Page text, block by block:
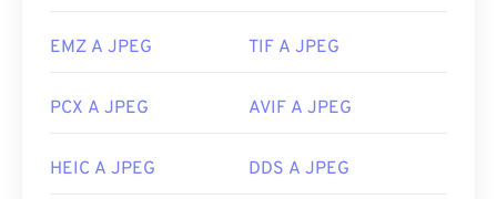
EMZ A JPEG TIF A JPEG
PCX A JPEG AVIF A JPEG
HEIC A JPEG DDS A JPEG